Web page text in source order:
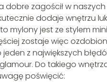
dobre zagościł w
dodaje wnętrzu
mylony jest ze stylem
zostaje więc
jeden z największych
Do takiego
poświęcić: